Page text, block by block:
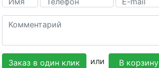
Заказ в один клик или В корзину